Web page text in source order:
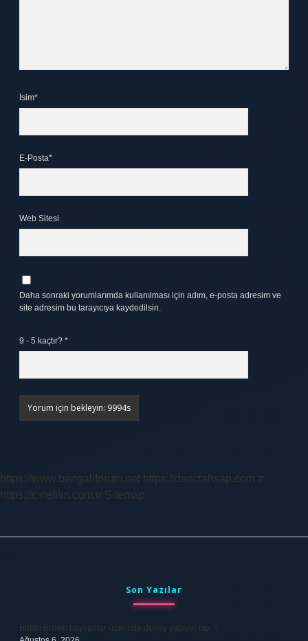
İsim*
E-Posta*
Web Sitesi
Daha sonraki yorumlarımda kullanılması için adım, e-posta adresim ve
site adresim bu tarayıcıya kaydedilsin.
9 - 5 kaçtır? *
https://www.bengaliforum.net https://denizahsap.com.tr
https://cinefilm.com.tr Sitemap
Son Yazılar
Bobbi Brown hayvanlar üzerinde deney yapıyor mu ?